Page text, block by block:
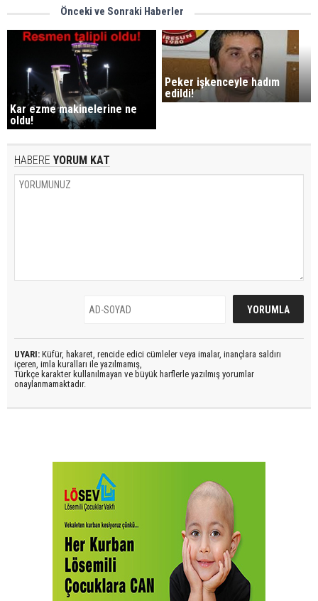
Önceki ve Sonraki Haberler
Kar ezme makinelerine ne
oldu!
Peker işkenceyle hadım
edildi!
HABERE YORUM KAT
UYARI: Küfür, hakaret, rencide edici cümleler veya imalar, inançlara saldırı
içeren, imla kuralları ile yazılmamış,
Türkçe karakter kullanılmayan ve büyük harflerle yazılmış yorumlar
onaylanmamaktadır.